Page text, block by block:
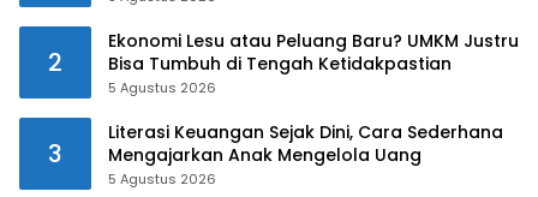
2
Ekonomi Lesu atau Peluang Baru? UMKM Justru
Bisa Tumbuh di Tengah Ketidakpastian
5 Agustus 2026
3
Literasi Keuangan Sejak Dini, Cara Sederhana
Mengajarkan Anak Mengelola Uang
5 Agustus 2026